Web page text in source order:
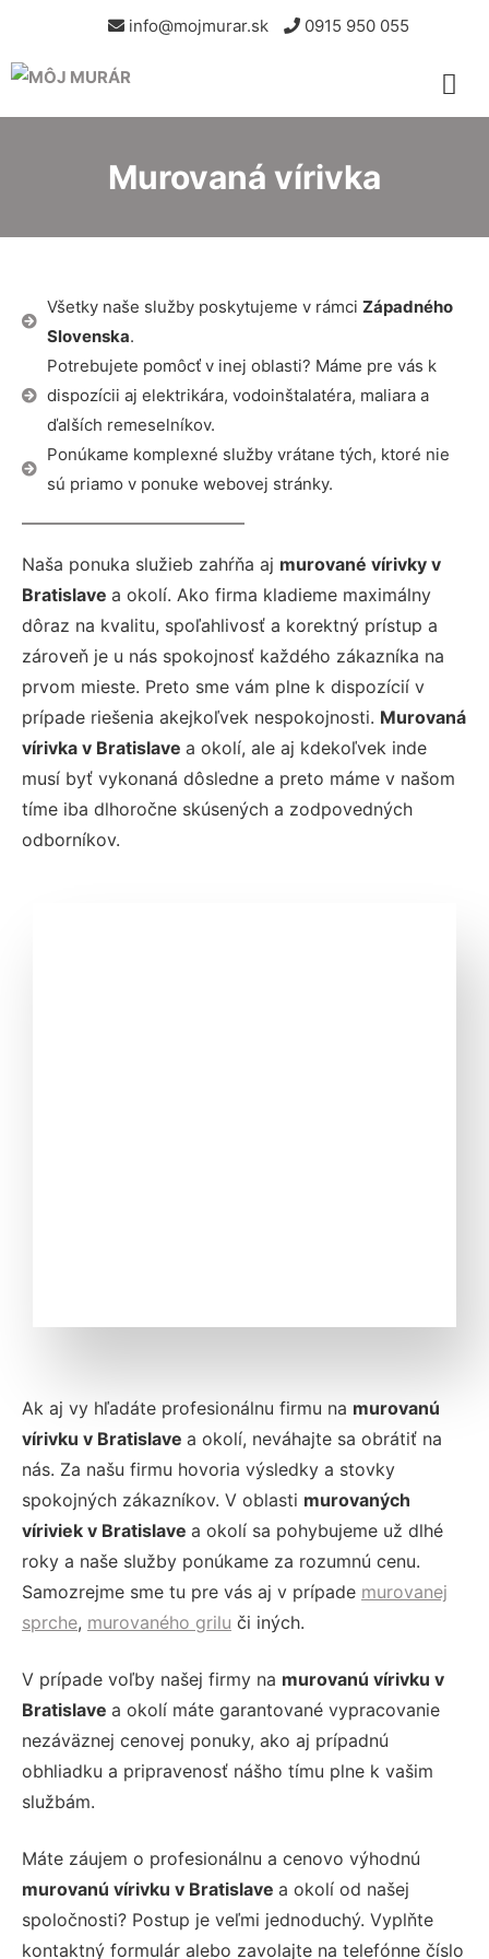
info@mojmurar.sk 0915 950 055
Murovaná vírivka
Všetky naše služby poskytujeme v rámci Západného
Slovenska.
Potrebujete pomôcť v inej oblasti? Máme pre vás k
dispozícii aj elektrikára, vodoinštalatéra, maliara a
ďalších remeselníkov.
Ponúkame komplexné služby vrátane tých, ktoré nie
sú priamo v ponuke webovej stránky.
Naša ponuka služieb zahŕňa aj murované vírivky v
Bratislave a okolí. Ako firma kladieme maximálny
dôraz na kvalitu, spoľahlivosť a korektný prístup a
zároveň je u nás spokojnosť každého zákazníka na
prvom mieste. Preto sme vám plne k dispozícií v
prípade riešenia akejkoľvek nespokojnosti. Murovaná
vírivka v Bratislave a okolí, ale aj kdekoľvek inde
musí byť vykonaná dôsledne a preto máme v našom
tíme iba dlhoročne skúsených a zodpovedných
odborníkov.
Ak aj vy hľadáte profesionálnu firmu na murovanú
vírivku v Bratislave a okolí, neváhajte sa obrátiť na
nás. Za našu firmu hovoria výsledky a stovky
spokojných zákazníkov. V oblasti murovaných
víriviek v Bratislave a okolí sa pohybujeme už dlhé
roky a naše služby ponúkame za rozumnú cenu.
Samozrejme sme tu pre vás aj v prípade murovanej
sprche, murovaného grilu či iných.
V prípade voľby našej firmy na murovanú vírivku v
Bratislave a okolí máte garantované vypracovanie
nezáväznej cenovej ponuky, ako aj prípadnú
obhliadku a pripravenosť nášho tímu plne k vašim
službám.
Máte záujem o profesionálnu a cenovo výhodnú
murovanú vírivku v Bratislave a okolí od našej
spoločnosti? Postup je veľmi jednoduchý. Vyplňte
kontaktný formulár alebo zavolajte na telefónne číslo